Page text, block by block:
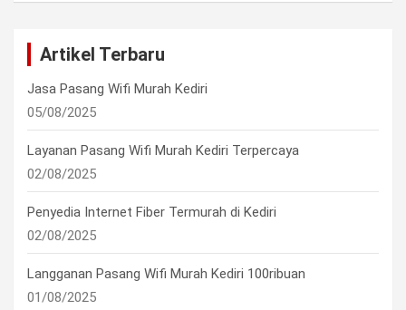
Artikel Terbaru
Jasa Pasang Wifi Murah Kediri
05/08/2025
Layanan Pasang Wifi Murah Kediri Terpercaya
02/08/2025
Penyedia Internet Fiber Termurah di Kediri
02/08/2025
Langganan Pasang Wifi Murah Kediri 100ribuan
01/08/2025